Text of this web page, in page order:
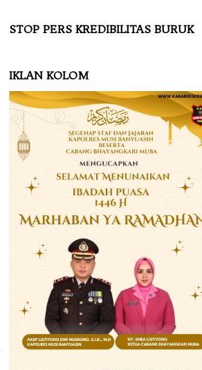
STOP PERS KREDIBILITAS BURUK
IKLAN KOLOM